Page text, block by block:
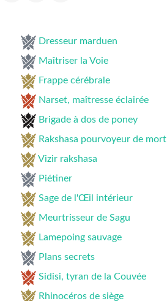
Dresseur marduen
Maîtriser la Voie
Frappe cérébrale
Narset, maîtresse éclairée
Brigade à dos de poney
Rakshasa pourvoyeur de mort
Vizir rakshasa
Piétiner
Sage de l'Œil intérieur
Meurtrisseur de Sagu
Lamepoing sauvage
Plans secrets
Sidisi, tyran de la Couvée
Rhinocéros de siège